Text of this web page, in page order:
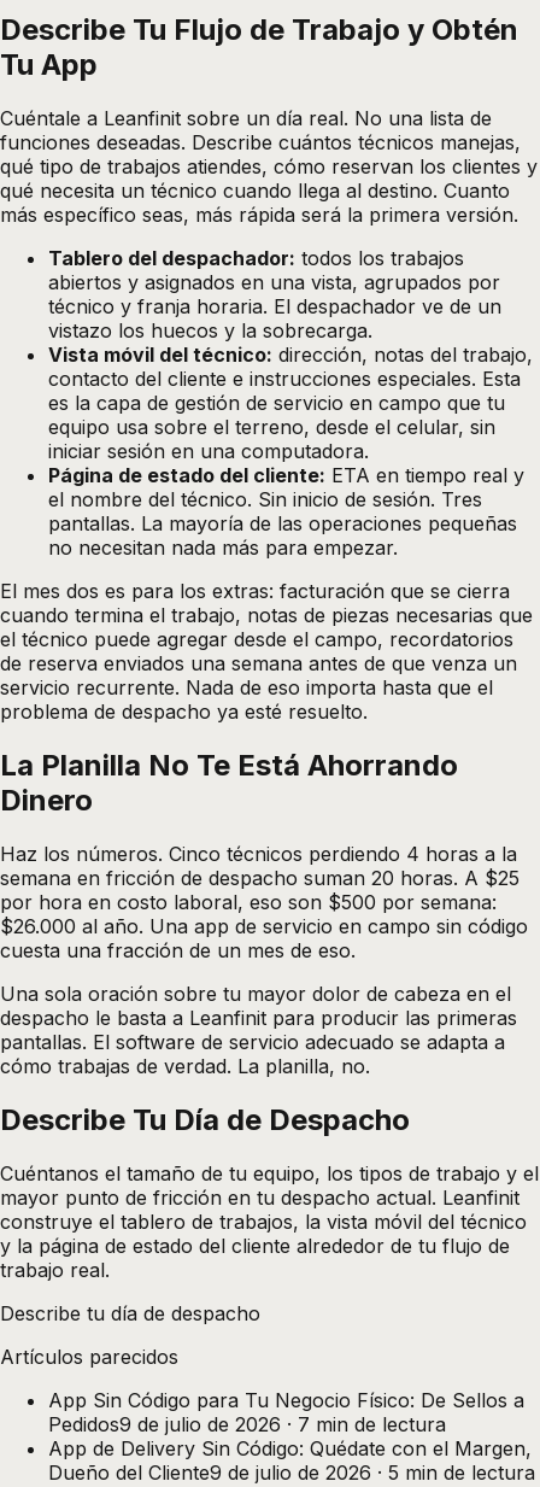
Describe Tu Flujo de Trabajo y Obtén
Tu App
Cuéntale a Leanfinit sobre un día real. No una lista de
funciones deseadas. Describe cuántos técnicos manejas,
qué tipo de trabajos atiendes, cómo reservan los clientes y
qué necesita un técnico cuando llega al destino. Cuanto
más específico seas, más rápida será la primera versión.
Tablero del despachador: todos los trabajos
abiertos y asignados en una vista, agrupados por
técnico y franja horaria. El despachador ve de un
vistazo los huecos y la sobrecarga.
Vista móvil del técnico: dirección, notas del trabajo,
contacto del cliente e instrucciones especiales. Esta
es la capa de gestión de servicio en campo que tu
equipo usa sobre el terreno, desde el celular, sin
iniciar sesión en una computadora.
Página de estado del cliente: ETA en tiempo real y
el nombre del técnico. Sin inicio de sesión. Tres
pantallas. La mayoría de las operaciones pequeñas
no necesitan nada más para empezar.
El mes dos es para los extras: facturación que se cierra
cuando termina el trabajo, notas de piezas necesarias que
el técnico puede agregar desde el campo, recordatorios
de reserva enviados una semana antes de que venza un
servicio recurrente. Nada de eso importa hasta que el
problema de despacho ya esté resuelto.
La Planilla No Te Está Ahorrando
Dinero
Haz los números. Cinco técnicos perdiendo 4 horas a la
semana en fricción de despacho suman 20 horas. A $25
por hora en costo laboral, eso son $500 por semana:
$26.000 al año. Una app de servicio en campo sin código
cuesta una fracción de un mes de eso.
Una sola oración sobre tu mayor dolor de cabeza en el
despacho le basta a Leanfinit para producir las primeras
pantallas. El software de servicio adecuado se adapta a
cómo trabajas de verdad. La planilla, no.
Describe Tu Día de Despacho
Cuéntanos el tamaño de tu equipo, los tipos de trabajo y el
mayor punto de fricción en tu despacho actual. Leanfinit
construye el tablero de trabajos, la vista móvil del técnico
y la página de estado del cliente alrededor de tu flujo de
trabajo real.
Describe tu día de despacho
Artículos parecidos
App Sin Código para Tu Negocio Físico: De Sellos a
Pedidos9 de julio de 2026 · 7 min de lectura
App de Delivery Sin Código: Quédate con el Margen,
Dueño del Cliente9 de julio de 2026 · 5 min de lectura